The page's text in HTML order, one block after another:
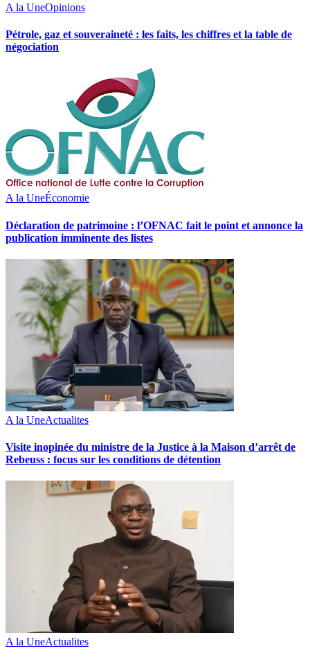
A la UneOpinions
Pétrole, gaz et souveraineté : les faits, les chiffres et la table de
négociation
A la UneÉconomie
Déclaration de patrimoine : l’OFNAC fait le point et annonce la
publication imminente des listes
A la UneActualites
Visite inopinée du ministre de la Justice à la Maison d’arrêt de
Rebeuss : focus sur les conditions de détention
A la UneActualites